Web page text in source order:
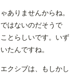
ありませんからね。
はないのだそうで
とらしいです。いず
たんですね。
クシブは、もしかし